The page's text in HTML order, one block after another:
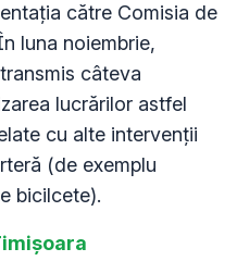
către Comisia de
luna noiembrie,
câteva
lucrărilor astfel
cu alte intervenții
(de exemplu
bicilcete).